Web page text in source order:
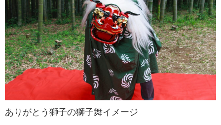
ありがとう獅子の獅子舞イメージ